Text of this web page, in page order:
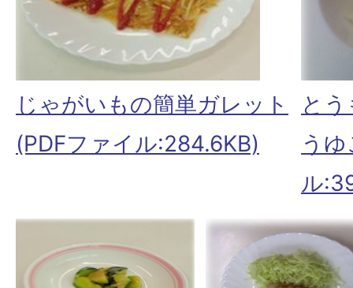
じゃがいもの簡単ガレット
(PDFファイル:284.6KB)
と
う
ル